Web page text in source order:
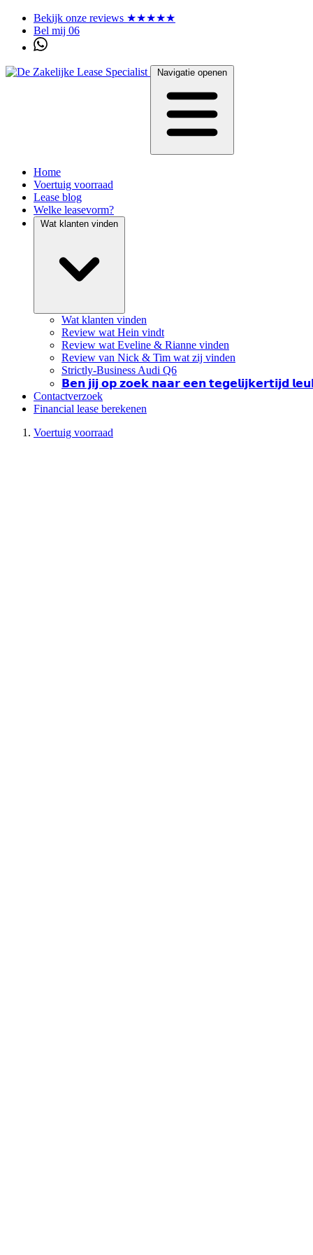
Bekijk onze reviews ★★★★★
Bel mij 06
Navigatie openen
Home
Voertuig voorraad
Lease blog
Welke leasevorm?
Wat klanten vinden
Wat klanten vinden
Review wat Hein vindt
Review wat Eveline & Rianne vinden
Review van Nick & Tim wat zij vinden
Strictly-Business Audi Q6
𝗕𝗲𝗻 𝗷𝗶𝗷 𝗼𝗽 𝘇𝗼𝗲𝗸 𝗻𝗮𝗮𝗿 𝗲𝗲𝗻 𝘁𝗲𝗴𝗲𝗹𝗶𝗷𝗸𝗲𝗿𝘁𝗶𝗷𝗱
Contactverzoek
Financial lease berekenen
Voertuig voorraad